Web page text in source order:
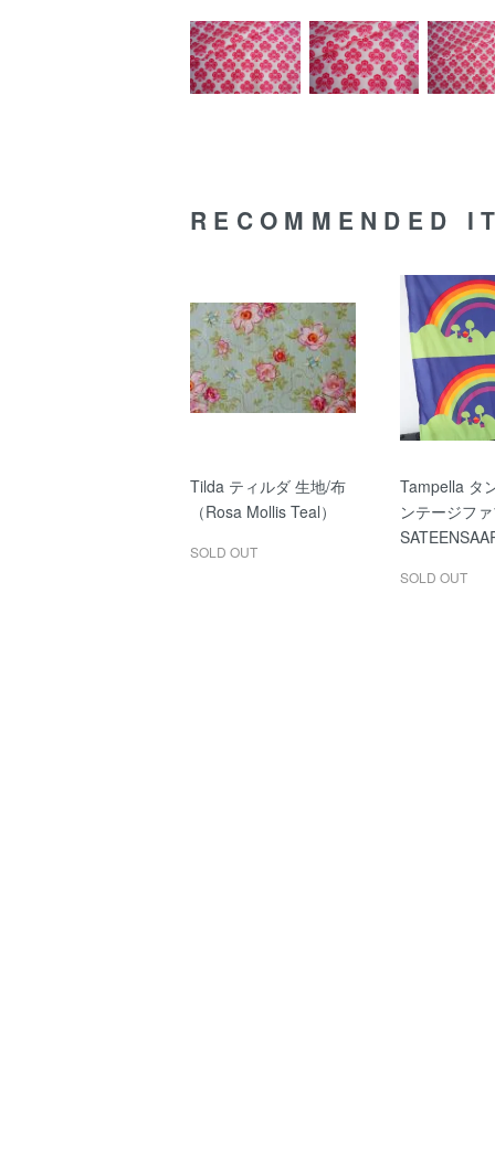
RECOMMENDED
Tilda ティルダ 生地/布
（Rosa Mollis Teal）
SOLD OUT
Tampella タ
ンテージフ
SOLD OUT